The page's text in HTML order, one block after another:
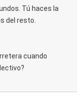
Tú haces la
del resto.
cuando